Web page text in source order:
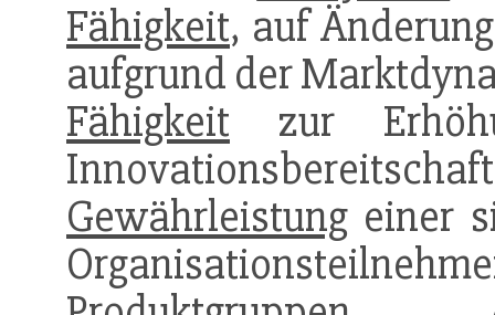
Fähigkeit, auf
aufgrund der
Fähigkeit zur
Gewährleistung einer